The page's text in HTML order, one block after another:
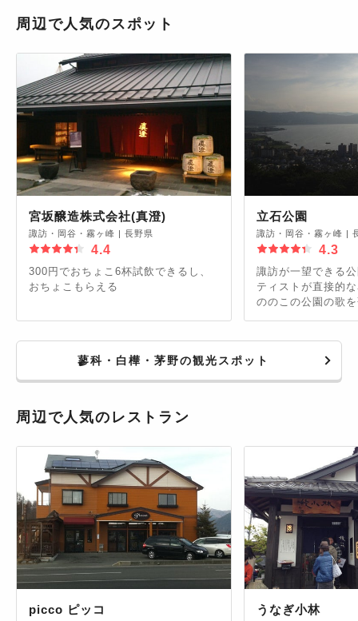
周辺で人気のスポット
宮坂醸造株式会社(真澄)
諏訪・岡谷・霧ヶ峰 長野県
4.4
300円でおちょこ6杯試飲できるし、
おちょこもらえる
立石公園
諏訪・岡谷・霧ヶ峰
4.3
諏訪が一望できる
ティストが直接的
ののこの公園の歌
ります。 昼もいい
して夕焼け時は情
早朝も気持ちよか
蓼科・白樺・茅野の観光スポット
周辺で人気のレストラン
picco ピッコ うなぎ小林